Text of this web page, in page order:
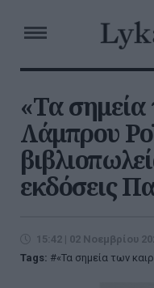
«Τα
Λάμπρου
εκδόσεις
15:42 | 02 Νοεμβρίου
Tags:
«Τα σημεία των